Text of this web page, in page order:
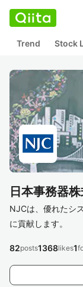
Trend Stock
日本事務器
NJCは、優れたシ
に貢献します。
82posts1368likes1